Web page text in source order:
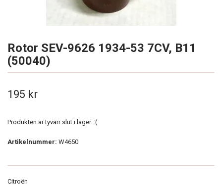
Rotor SEV-9626 1934-53 7CV, B11
(50040)
195 kr
Produkten är tyvärr slut i lager. :(
Artikelnummer: W4650
Citroën